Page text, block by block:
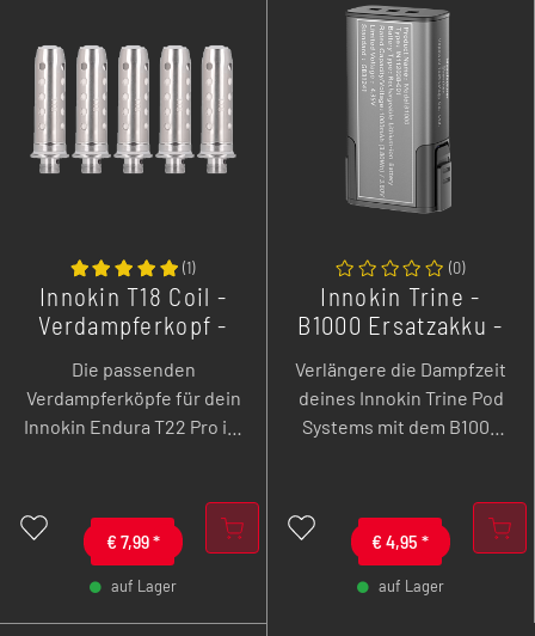
versorgen.
- +
€ 7,99*
auf Lager
(1)
Innokin T18 Coil -
Verdampferkopf -
Die passenden
Verdampferköpfe für dein
Innokin Endura T22 Pro im
€ 4,95 *
auf Lager
(0)
Innokin Trine -
B1000 Ersatzakku -
Verlängere die Dampfzeit
deines Innokin Trine Pod
Systems mit dem B1000
mAh!